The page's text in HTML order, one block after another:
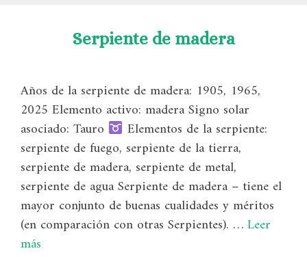
Serpiente de madera
Años de la serpiente de madera: 1905, 1965,
2025 Elemento activo: madera Signo solar
asociado: Tauro
Elementos de la serpiente:
serpiente de fuego, serpiente de la tierra,
serpiente de madera, serpiente de metal,
serpiente de agua Serpiente de madera – tiene el
mayor conjunto de buenas cualidades y méritos
(en comparación con otras Serpientes). …Leer
más